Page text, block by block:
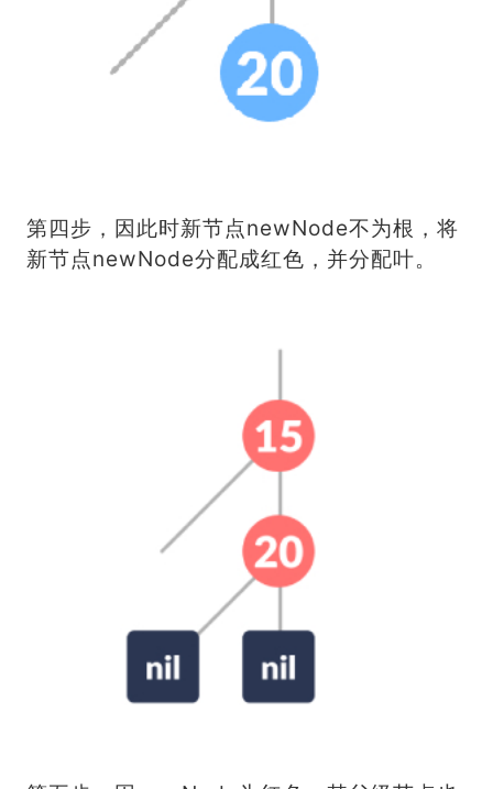
第四步，因此时新节点newNode不为根，将
新节点newNode分配成红色，并分配叶。